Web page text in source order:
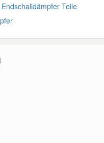
Endschalldämpfer Teile